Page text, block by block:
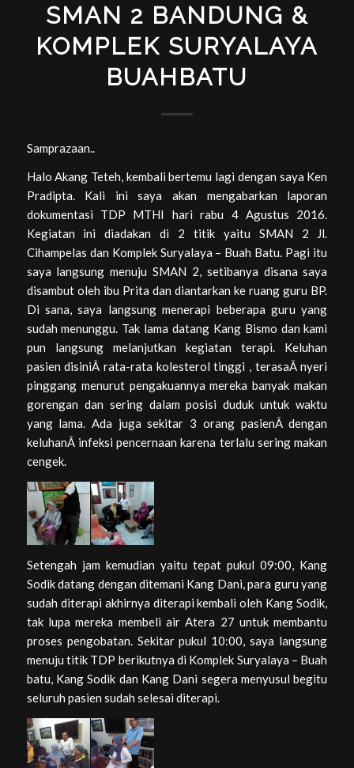
SMAN 2 BANDUNG &
KOMPLEK SURYALAYA
BUAHBATU
Samprazaan..
Halo Akang Teteh, kembali bertemu lagi dengan saya Ken
Pradipta. Kali ini saya akan mengabarkan laporan
dokumentasi TDP MTHI hari rabu 4 Agustus 2016.
Kegiatan ini diadakan di 2 titik yaitu SMAN 2 Jl.
Cihampelas dan Komplek Suryalaya – Buah Batu. Pagi itu
saya langsung menuju SMAN 2, setibanya disana saya
disambut oleh ibu Prita dan diantarkan ke ruang guru BP.
Di sana, saya langsung menerapi beberapa guru yang
sudah menunggu. Tak lama datang Kang Bismo dan kami
pun langsung melanjutkan kegiatan terapi. Keluhan
pasien disiniÂ rata-rata kolesterol tinggi , terasaÂ nyeri
pinggang menurut pengakuannya mereka banyak makan
gorengan dan sering dalam posisi duduk untuk waktu
yang lama. Ada juga sekitar 3 orang pasienÂ dengan
keluhanÂ infeksi pencernaan karena terlalu sering makan
cengek.
Setengah jam kemudian yaitu tepat pukul 09:00, Kang
Sodik datang dengan ditemani Kang Dani, para guru yang
sudah diterapi akhirnya diterapi kembali oleh Kang Sodik,
tak lupa mereka membeli air Atera 27 untuk membantu
proses pengobatan. Sekitar pukul 10:00, saya langsung
menuju titik TDP berikutnya di Komplek Suryalaya – Buah
batu, Kang Sodik dan Kang Dani segera menyusul begitu
seluruh pasien sudah selesai diterapi.